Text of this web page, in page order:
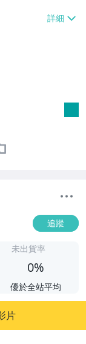
運【單
免運
8件或
追蹤
未出貨率
0%
優於全站平均
片